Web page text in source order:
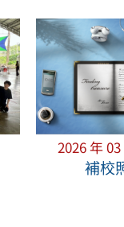
2026 年
補校